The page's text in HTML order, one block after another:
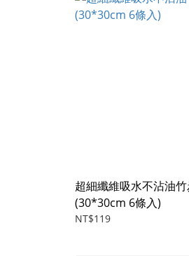
超細纖維吸水不沾油
(30*30cm 6條入)
NT$119